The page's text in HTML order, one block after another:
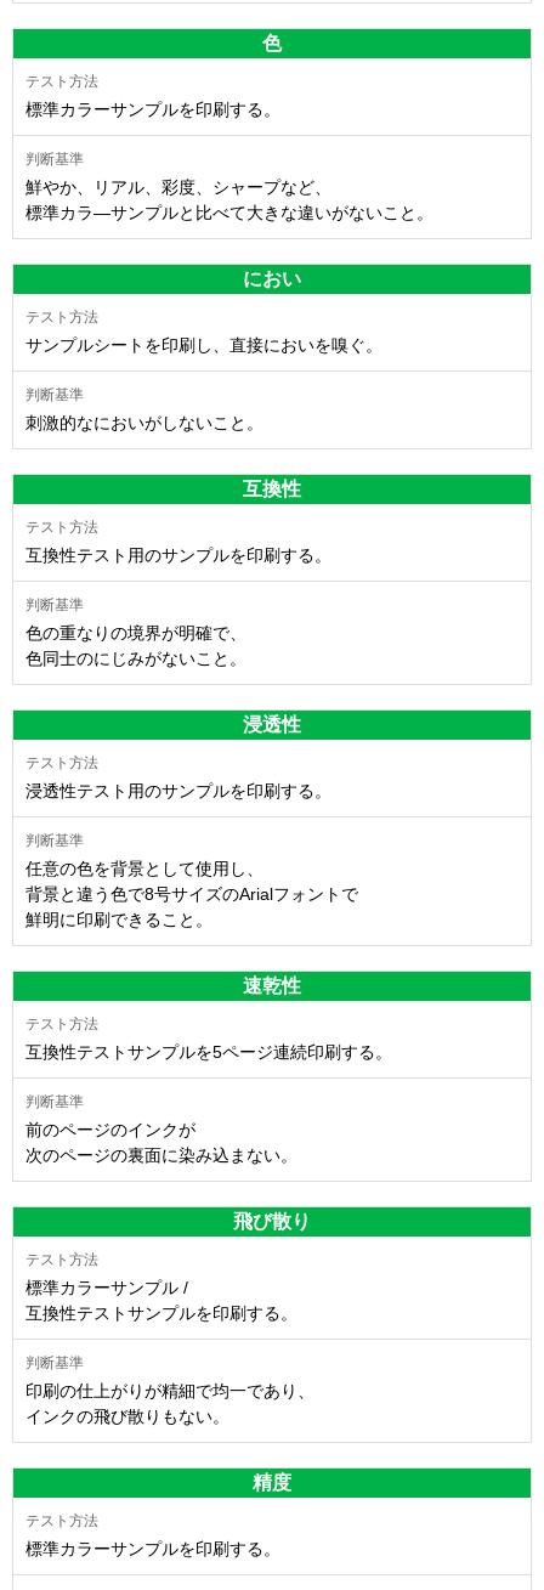
色
標準カラーサンプルを印刷する。
鮮やか、リアル、彩度、シャープなど、
標準カラ―サンプルと比べて大きな違いがないこと。
におい
サンプルシートを印刷し、直接においを嗅ぐ。
刺激的なにおいがしないこと。
互換性
互換性テスト用のサンプルを印刷する。
色の重なりの境界が明確で、
色同士のにじみがないこと。
浸透性
浸透性テスト用のサンプルを印刷する。
任意の色を背景として使用し、
背景と違う色で8号サイズのArialフォントで
鮮明に印刷できること。
速乾性
互換性テストサンプルを5ページ連続印刷する。
前のページのインクが
次のページの裏面に染み込まない。
飛び散り
標準カラーサンプル /
互換性テストサンプルを印刷する。
印刷の仕上がりが精細で均一であり、
インクの飛び散りもない。
精度
標準カラーサンプルを印刷する。